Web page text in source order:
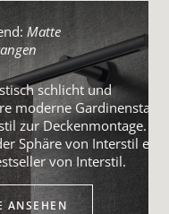
– 1-/2-läufige Design
Matte
schlicht und
moderne
zur Deckenmontage. Sie
Sphäre von Interstil eine
von Interstil.
ANSEHEN